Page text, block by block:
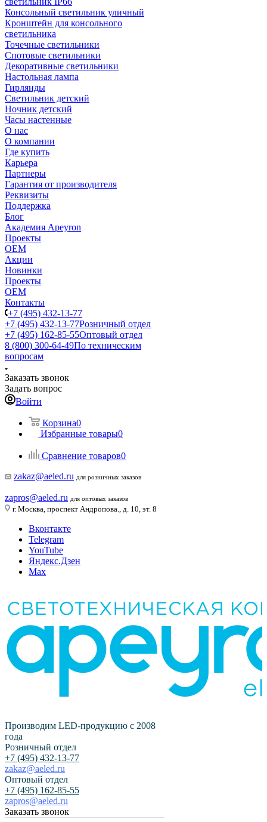
Консольный светильник уличный
Кронштейн для консольного
светильника
Точечные светильники
Спотовые светильники
Декоративные светильники
Настольная лампа
Гирлянды
Светильник детский
Ночник детский
Часы настенные
О нас
О компании
Где купить
Карьера
Партнеры
Гарантия от производителя
Реквизиты
Поддержка
Блог
Академия Apeyron
Проекты
ОЕМ
Акции
Новинки
Проекты
ОЕМ
Контакты
+7 (495) 432-13-77
+7 (495) 432-13-77Розничный отдел
+7 (495) 162-85-55Оптовый отдел
8 (800) 300-64-49По техническим
вопросам
Заказать звонок
Задать вопрос
Войти
Корзина0
Избранные товары0
Сравнение товаров0
zakaz@aeled.ru для розничных заказов
zapros@aeled.ru для оптовых заказов
г. Москва, проспект Андропова., д. 10, эт. 8
Вконтакте
Telegram
YouTube
Яндекс.Дзен
Max
Производим LED-продукцию с 2008
года
Розничный отдел
+7 (495) 432-13-77
zakaz@aeled.ru
Оптовый отдел
+7 (495) 162-85-55
zapros@aeled.ru
Заказать звонок